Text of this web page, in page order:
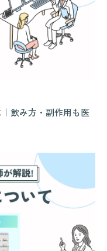
飲み方・副作用も医